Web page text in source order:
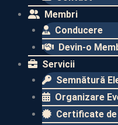
Membri
Conducere
Devin-o
Servicii
Semnătură
Organizare
Certificate